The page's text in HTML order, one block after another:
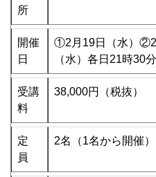
所
開催
日
①2月19日（水）②2
（水）各日21時30
受講
料
38,000円（税抜）
定
員
2名（1名から開催）